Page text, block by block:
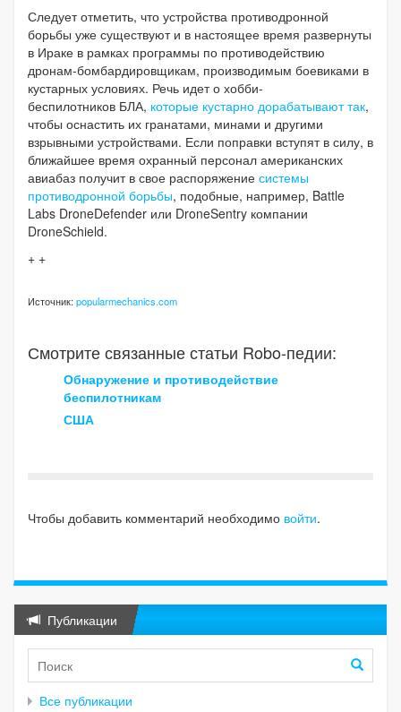
Следует отметить, что устройства противодронной
борьбы уже существуют и в настоящее время развернуты
в Ираке в рамках программы по противодействию
дронам-бомбардировщикам, производимым боевиками в
кустарных условиях. Речь идет о хобби-
беспилотников БЛА, которые кустарно дорабатывают так,
чтобы оснастить их гранатами, минами и другими
взрывными устройствами. Если поправки вступят в силу, в
ближайшее время охранный персонал американских
авиабаз получит в свое распоряжение системы
противодронной борьбы, подобные, например, Battle
Labs DroneDefender или DroneSentry компании
DroneSchield.
+ +
Источник:popularmechanics.com
Смотрите связанные статьи Robo-педии:
Обнаружение и противодействие
беспилотникам
США
Чтобы добавить комментарий необходимо войти.
Публикации
Все публикации